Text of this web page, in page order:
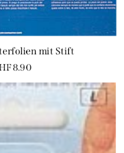
mit Stift
8.90